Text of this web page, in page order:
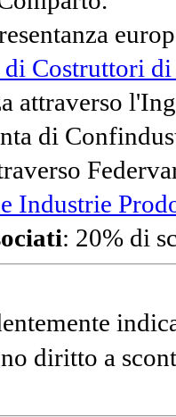
Costruttori
attraverso
di
Industrie
: 20% di
diritto a